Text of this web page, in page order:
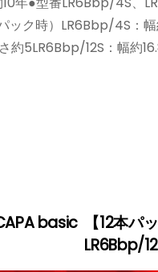
ク時）LR6Bbp/4S：
約5LR6Bbp/12S：幅約
【12本
LR6Bbp/
basic